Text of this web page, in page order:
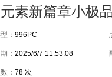
素新篇章小极
： 996PC
： 2025/6/7 11:53:08
： 78 次